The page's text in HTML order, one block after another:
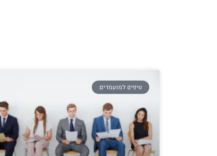
טיפים למועמדים